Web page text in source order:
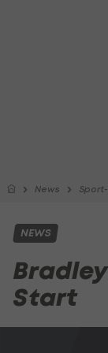
News
NEWS
Start